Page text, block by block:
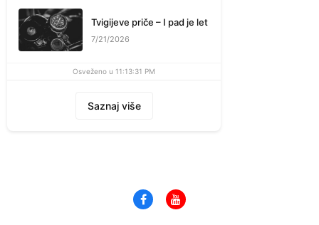
Tvigijeve priče – I pad je let
7/21/2026
Osveženo u 11:13:31 PM
Saznaj više